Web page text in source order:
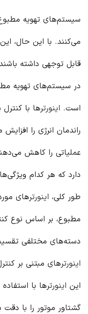
سیستم‌های تهویه
می‌کنند. با این حال،
قابل توجهی داشته
در سیستم‌های تهویه
است. اینورترها با
راندمان انرژی را
عملیاتی را کاهش
دارد که هر کدام
طور کلی، اینورترهای
مطبوع، بر اساس نوع
دسته‌های مختلفی
اینورتر
این اینورترها با
گشتاور موتور را با دقت